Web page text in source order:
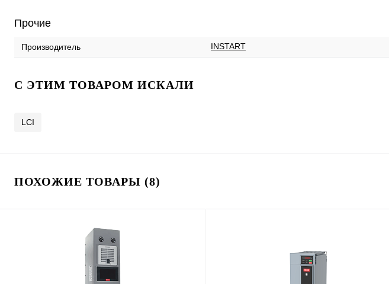
Прочие
Производитель INSTART
C ЭТИМ ТОВАРОМ ИСКАЛИ
LCI
ПОХОЖИЕ ТОВАРЫ (8)